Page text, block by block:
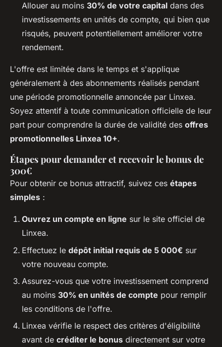
Allouer au moins 30% de votre capital dans des
investissements en unités de compte, qui bien que
risqués, peuvent potentiellement améliorer votre
rendement.
L'offre est limitée dans le temps et s'applique
généralement à des abonnements réalisés pendant
une période promotionnelle annoncée par Linxea.
Soyez attentif à toute communication officielle de leur
part pour comprendre la durée de validité des offres
promotionnelles Linxea 10+.
Étapes pour demander et recevoir le bonus de
300€
Pour obtenir ce bonus attractif, suivez ces étapes
simples :
Ouvrez un compte en ligne sur le site officiel de
Linxea.
Effectuez le dépôt initial requis de 5 000€ sur
votre nouveau compte.
Assurez-vous que votre investissement comprend
au moins 30% en unités de compte pour remplir
les conditions de l'offre.
Linxea vérifie le respect des critères d'éligibilité
avant de créditer le bonus directement sur votre